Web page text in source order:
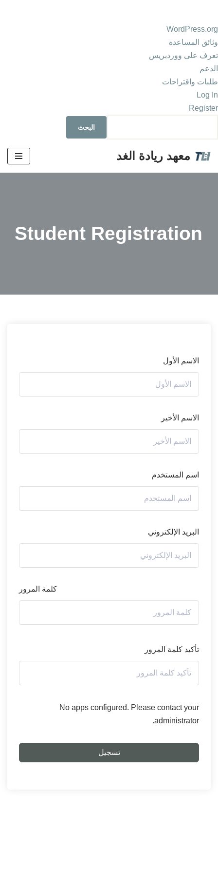
WordPress.org
وثائق المساعدة
تعرف على ووردبريس
الدعم
طلبات واقتراحات
Log In
Register
معهد ريادة الغد
Student Registration
الاسم الأول
الاسم الأخير
اسم المستخدم
البريد الإلكتروني
كلمة المرور
تأكيد كلمة المرور
No apps configured. Please contact your
administrator.
تسجيل